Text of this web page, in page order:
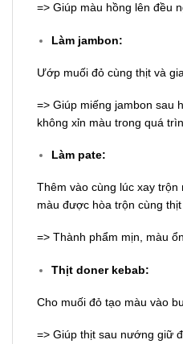
=> Giúp màu hồng lên đều
Làm jambon:
Ướp muối đỏ cùng thịt và
=> Giúp miếng jambon sau
không xỉn màu trong quá
Làm pate:
Thêm vào cùng lúc xay
màu được hòa trộn cùng
=> Thành phẩm mịn, màu
Thịt doner kebab:
Cho muối đỏ tạo màu vào
=> Giúp thịt sau nướng giữ